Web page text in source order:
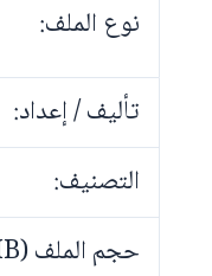
نوع الملف:
تأليف / إعداد:
التصنيف:
حجم الملف (MB):